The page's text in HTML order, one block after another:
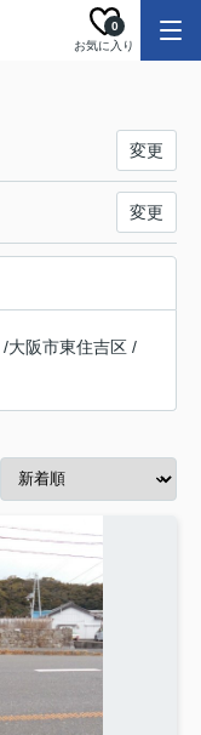
お気に入り
0
変更
変更
/大阪市東住吉区 /